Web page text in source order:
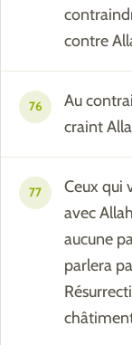
contre
76
Au
craint
77
Ceux qui
avec
aucune
parlera